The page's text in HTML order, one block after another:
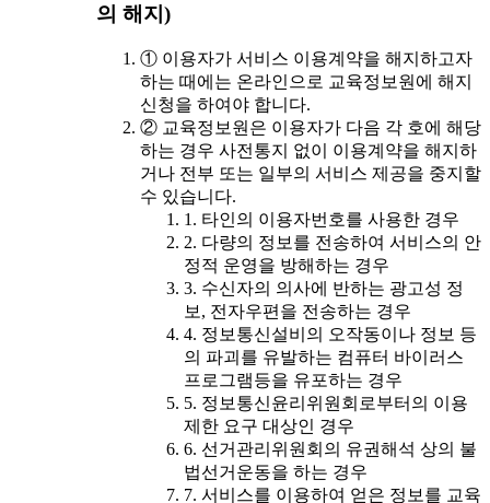
의 해지)
① 이용자가 서비스 이용계약을 해지하고자
하는 때에는 온라인으로 교육정보원에 해지
신청을 하여야 합니다.
② 교육정보원은 이용자가 다음 각 호에 해당
하는 경우 사전통지 없이 이용계약을 해지하
거나 전부 또는 일부의 서비스 제공을 중지할
수 있습니다.
1. 타인의 이용자번호를 사용한 경우
2. 다량의 정보를 전송하여 서비스의 안
정적 운영을 방해하는 경우
3. 수신자의 의사에 반하는 광고성 정
보, 전자우편을 전송하는 경우
4. 정보통신설비의 오작동이나 정보 등
의 파괴를 유발하는 컴퓨터 바이러스
프로그램등을 유포하는 경우
5. 정보통신윤리위원회로부터의 이용
제한 요구 대상인 경우
6. 선거관리위원회의 유권해석 상의 불
법선거운동을 하는 경우
7. 서비스를 이용하여 얻은 정보를 교육